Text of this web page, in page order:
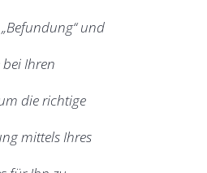
und
Ihren
die richtige
mittels Ihres